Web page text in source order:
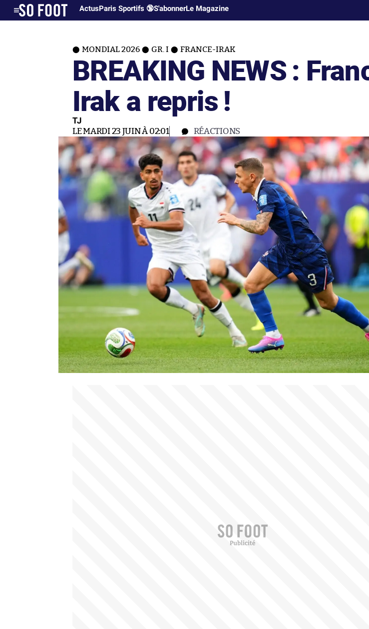
ActusParis Sportifs 🔞S'abonnerLe Magazine
MONDIAL 2026 GR. I FRANCE-IRAK
BREAKING NEWS :
Irak a repris !
TJ
LE MARDI 23 JUIN À 02:01 RÉACTIONS